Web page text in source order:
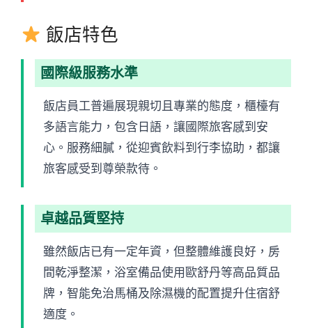
飯店特色
國際級服務水準
飯店員工普遍展現親切且專業的態度，櫃檯有
多語言能力，包含日語，讓國際旅客感到安
心。服務細膩，從迎賓飲料到行李協助，都讓
旅客感受到尊榮款待。
卓越品質堅持
雖然飯店已有一定年資，但整體維護良好，房
間乾淨整潔，浴室備品使用歐舒丹等高品質品
牌，智能免治馬桶及除濕機的配置提升住宿舒
適度。